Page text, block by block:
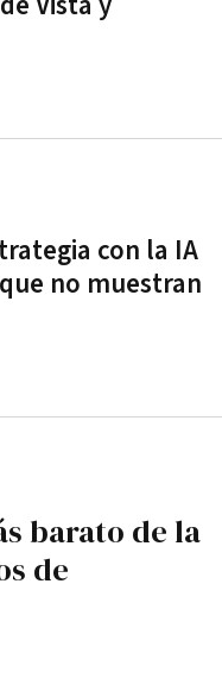
con la IA
no muestran
barato de la
de